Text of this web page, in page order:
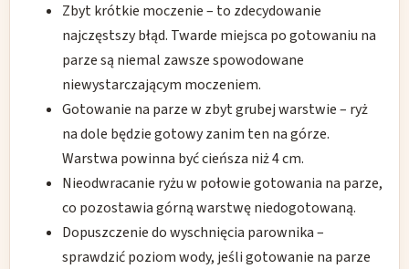
Zbyt krótkie moczenie – to zdecydowanie
najczęstszy błąd. Twarde miejsca po gotowaniu na
parze są niemal zawsze spowodowane
niewystarczającym moczeniem.
Gotowanie na parze w zbyt grubej warstwie – ryż
na dole będzie gotowy zanim ten na górze.
Warstwa powinna być cieńsza niż 4 cm.
Nieodwracanie ryżu w połowie gotowania na parze,
co pozostawia górną warstwę niedogotowaną.
Dopuszczenie do wyschnięcia parownika –
sprawdzić poziom wody, jeśli gotowanie na parze